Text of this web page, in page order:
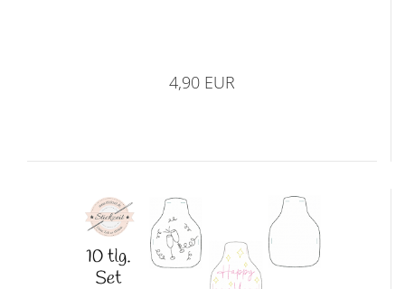
4,90 EUR